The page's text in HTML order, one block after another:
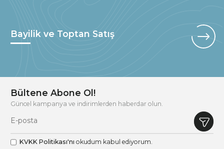
Bayilik ve Toptan Satış
Bültene Abone Ol!
Güncel kampanya ve indirimlerden haberdar olun.
KVKK Politikası'nı okudum kabul ediyorum.